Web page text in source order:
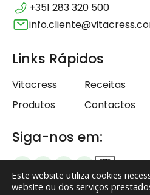
+351 283 320 500
Links Rápidos
Vitacress
Receitas
Produtos
Contactos
Siga-nos em:
Este website utiliza cookies
website ou dos serviços